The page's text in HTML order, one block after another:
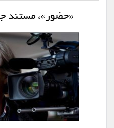
«حضور»، مستند